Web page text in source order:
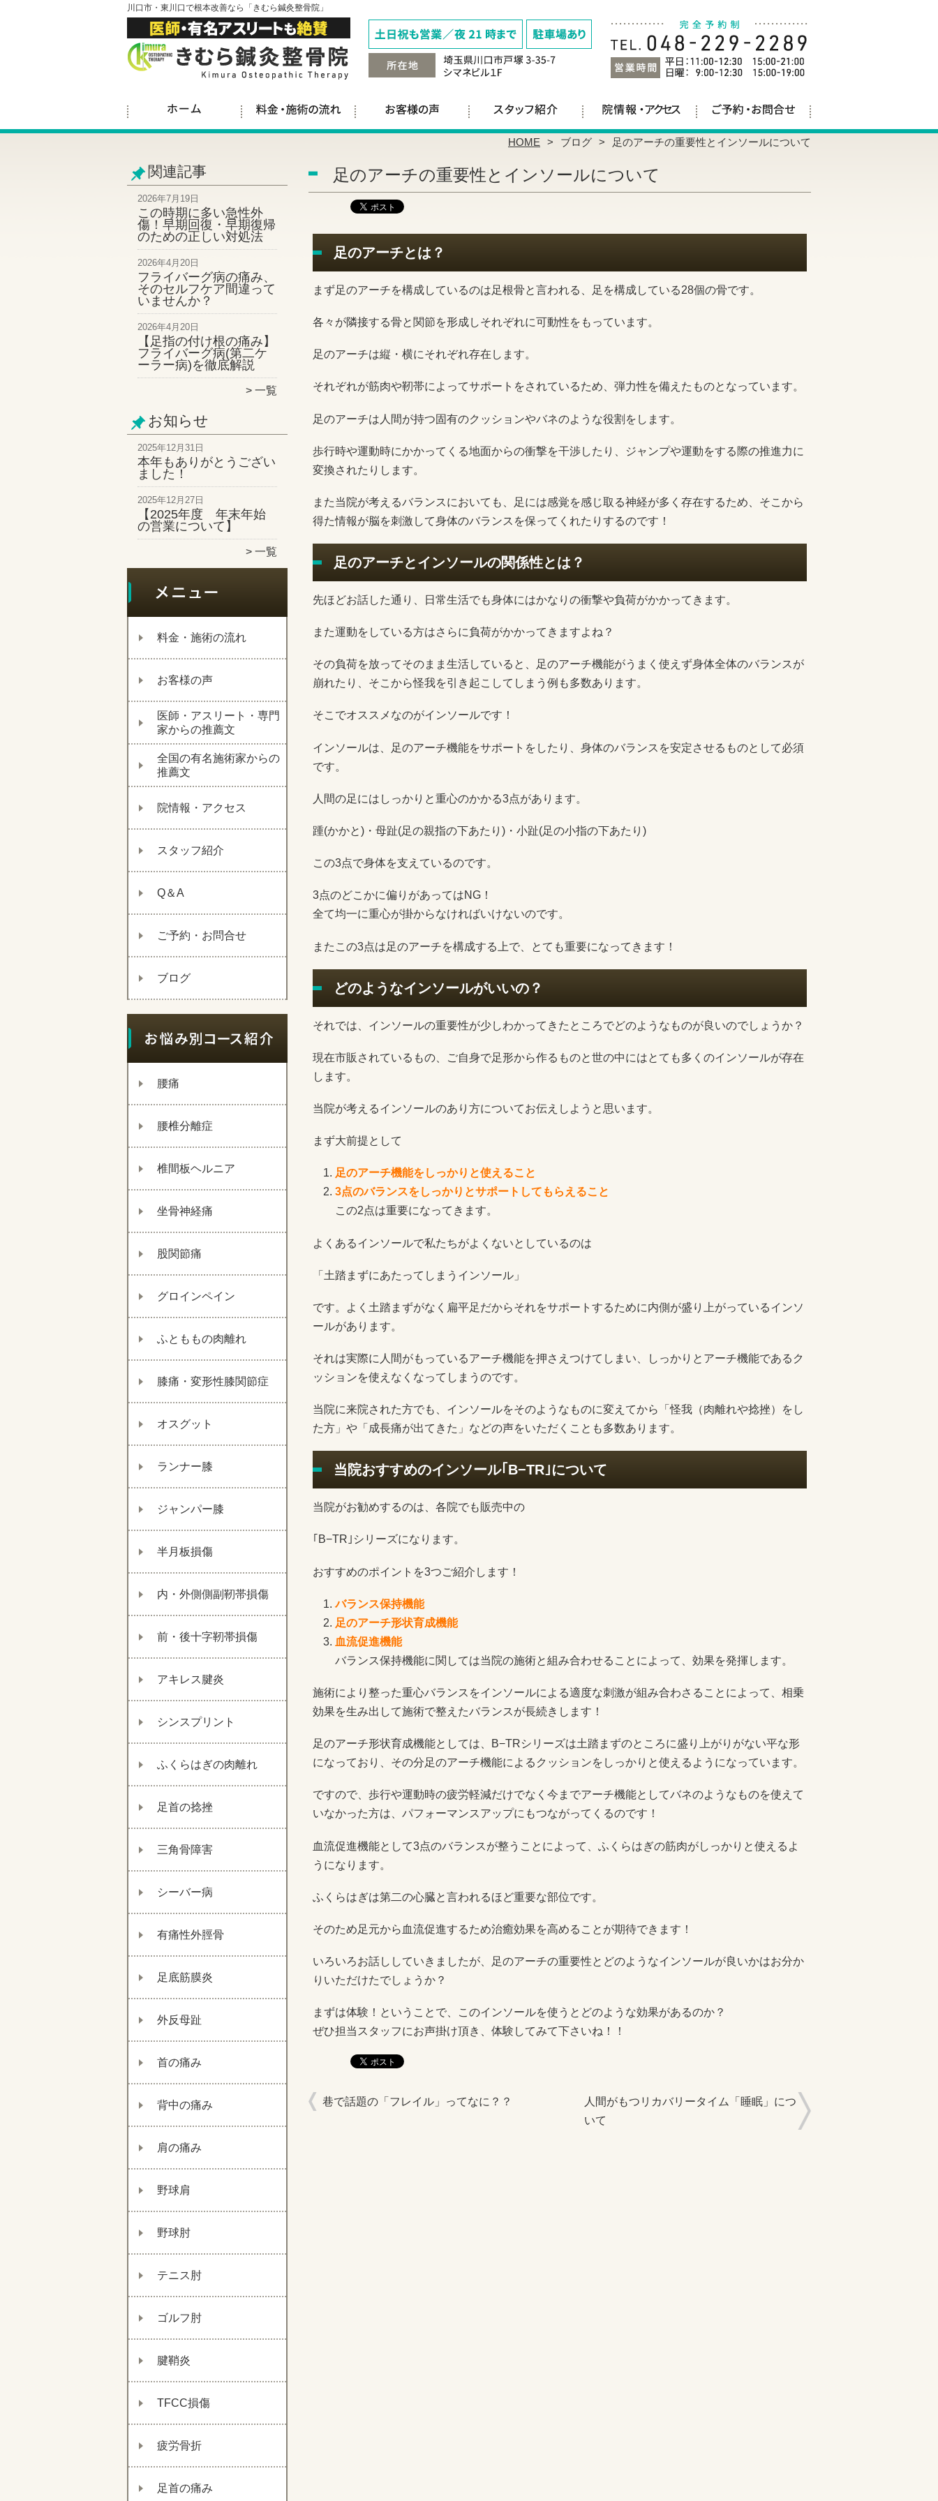
川口市・東川口で根本改善なら「きむら鍼灸整骨院」
HOME ブログ 足のアーチの重要性とインソールについて
関連記事
2026年7月19日
この時期に多い急性外
傷！早期回復・早期復帰
のための正しい対処法
2026年4月20日
フライバーグ病の痛み、
そのセルフケア間違って
いませんか？
2026年4月20日
【足指の付け根の痛み】
フライバーグ病(第二ケ
ーラー病)を徹底解説
一覧
お知らせ
2025年12月31日
本年もありがとうござい
ました！
2025年12月27日
【2025年度 年末年始
の営業について】
一覧
料金・施術の流れ
お客様の声
医師・アスリート・専門
家からの推薦文
全国の有名施術家からの
推薦文
院情報・アクセス
スタッフ紹介
Q＆A
ご予約・お問合せ
ブログ
腰痛
腰椎分離症
椎間板ヘルニア
坐骨神経痛
股関節痛
グロインペイン
ふとももの肉離れ
膝痛・変形性膝関節症
オスグット
ランナー膝
ジャンパー膝
半月板損傷
内・外側側副靭帯損傷
前・後十字靭帯損傷
アキレス腱炎
シンスプリント
ふくらはぎの肉離れ
足首の捻挫
三角骨障害
シーバー病
有痛性外脛骨
足底筋膜炎
外反母趾
首の痛み
背中の痛み
肩の痛み
野球肩
野球肘
テニス肘
ゴルフ肘
腱鞘炎
TFCC損傷
疲労骨折
足首の痛み
足のアーチの重要性とインソールについて
足のアーチとは？
まず足のアーチを構成しているのは足根骨と言われる、足を構成している28個の骨です。
各々が隣接する骨と関節を形成しそれぞれに可動性をもっています。
足のアーチは縦・横にそれぞれ存在します。
それぞれが筋肉や靭帯によってサポートをされているため、弾力性を備えたものとなっています。
足のアーチは人間が持つ固有のクッションやバネのような役割をします。
歩行時や運動時にかかってくる地面からの衝撃を干渉したり、ジャンプや運動をする際の推進力に
変換されたりします。
また当院が考えるバランスにおいても、足には感覚を感じ取る神経が多く存在するため、そこから
得た情報が脳を刺激して身体のバランスを保ってくれたりするのです！
足のアーチとインソールの関係性とは？
先ほどお話した通り、日常生活でも身体にはかなりの衝撃や負荷がかかってきます。
また運動をしている方はさらに負荷がかかってきますよね？
その負荷を放ってそのまま生活していると、足のアーチ機能がうまく使えず身体全体のバランスが
崩れたり、そこから怪我を引き起こしてしまう例も多数あります。
そこでオススメなのがインソールです！
インソールは、足のアーチ機能をサポートをしたり、身体のバランスを安定させるものとして必須
です。
人間の足にはしっかりと重心のかかる3点があります。
踵(かかと)・母趾(足の親指の下あたり)・小趾(足の小指の下あたり)
この3点で身体を支えているのです。
3点のどこかに偏りがあってはNG！
全て均一に重心が掛からなければいけないのです。
またこの3点は足のアーチを構成する上で、とても重要になってきます！
どのようなインソールがいいの？
それでは、インソールの重要性が少しわかってきたところでどのようなものが良いのでしょうか？
現在市販されているもの、ご自身で足形から作るものと世の中にはとても多くのインソールが存在
します。
当院が考えるインソールのあり方についてお伝えしようと思います。
まず大前提として
足のアーチ機能をしっかりと使えること
3点のバランスをしっかりとサポートしてもらえること
この2点は重要になってきます。
よくあるインソールで私たちがよくないとしているのは
「土踏まずにあたってしまうインソール」
です。よく土踏まずがなく扁平足だからそれをサポートするために内側が盛り上がっているインソ
ールがあります。
それは実際に人間がもっているアーチ機能を押さえつけてしまい、しっかりとアーチ機能であるク
ッションを使えなくなってしまうのです。
当院に来院された方でも、インソールをそのようなものに変えてから「怪我（肉離れや捻挫）をし
た方」や「成長痛が出てきた」などの声をいただくことも多数あります。
当院おすすめのインソール｢B−TR｣について
当院がお勧めするのは、各院でも販売中の
｢B−TR｣シリーズになります。
おすすめのポイントを3つご紹介します！
バランス保持機能
足のアーチ形状育成機能
血流促進機能
バランス保持機能に関しては当院の施術と組み合わせることによって、効果を発揮します。
施術により整った重心バランスをインソールによる適度な刺激が組み合わさることによって、相乗
効果を生み出して施術で整えたバランスが長続きします！
足のアーチ形状育成機能としては、B−TRシリーズは土踏まずのところに盛り上がりがない平な形
になっており、その分足のアーチ機能によるクッションをしっかりと使えるようになっています。
ですので、歩行や運動時の疲労軽減だけでなく今までアーチ機能としてバネのようなものを使えて
いなかった方は、パフォーマンスアップにもつながってくるのです！
血流促進機能として3点のバランスが整うことによって、ふくらはぎの筋肉がしっかりと使えるよ
うになります。
ふくらはぎは第二の心臓と言われるほど重要な部位です。
そのため足元から血流促進するため治癒効果を高めることが期待できます！
いろいろお話ししていきましたが、足のアーチの重要性とどのようなインソールが良いかはお分か
りいただけたでしょうか？
まずは体験！ということで、このインソールを使うとどのような効果があるのか？
ぜひ担当スタッフにお声掛け頂き、体験してみて下さいね！！
巷で話題の「フレイル」ってなに？？
人間がもつリカバリータイム「睡眠」につ
いて